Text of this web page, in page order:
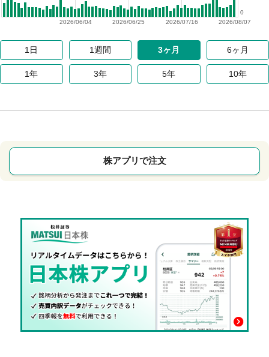
2026/08/07
2026/07/16
2026/06/25
2026/06/04
0
1日 1週間 3ヶ月 6ヶ月
1年 3年 5年 10年
株アプリで注文